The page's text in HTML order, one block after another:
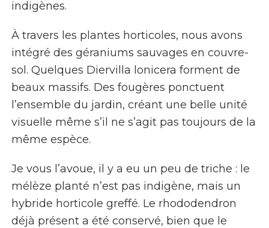
indigènes.
À travers les plantes horticoles, nous avons
intégré des géraniums sauvages en couvre-
sol. Quelques Diervilla lonicera forment de
beaux massifs. Des fougères ponctuent
l’ensemble du jardin, créant une belle unité
visuelle même s’il ne s’agit pas toujours de la
même espèce.
Je vous l’avoue, il y a eu un peu de triche : le
mélèze planté n’est pas indigène, mais un
hybride horticole greffé. Le rhododendron
déjà présent a été conservé, bien que le